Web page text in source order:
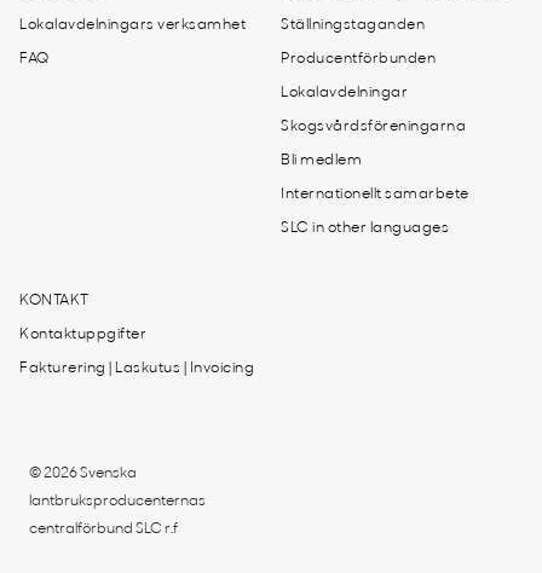
Lokalavdelningars verksamhet
FAQ
Ställningstaganden
Producentförbunden
Lokalavdelningar
Skogsvårdsföreningarna
Bli medlem
Internationellt samarbete
SLC in other languages
KONTAKT
Kontaktuppgifter
Fakturering | Laskutus | Invoicing
© 2026 Svenska
lantbruksproducenternas
centralförbund SLC r.f